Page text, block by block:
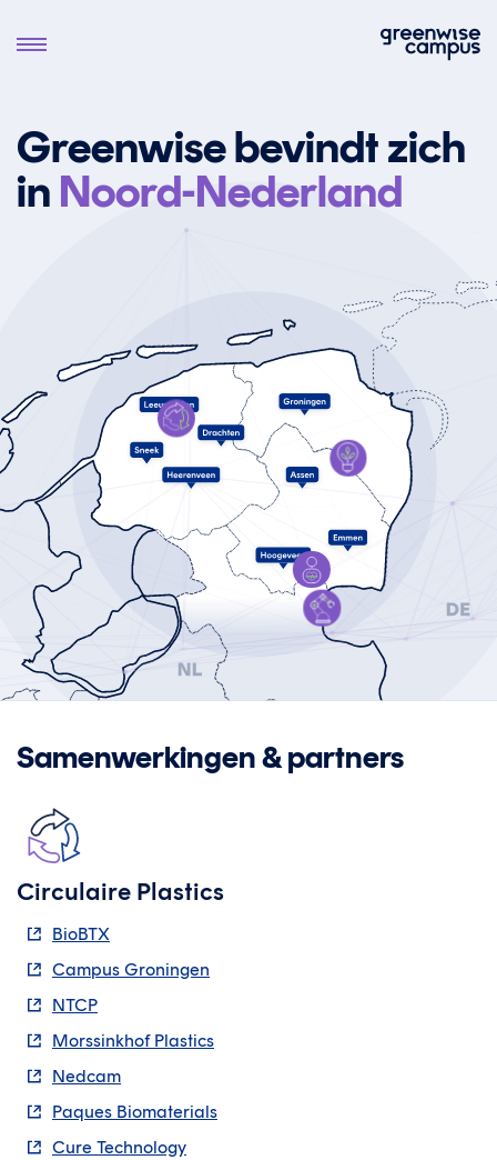
Greenwise bevindt zich
in Noord-Nederland
Circulaire
Plastics
Energie
Slimme
Welzijn,
Zorg &
Technologie
Samenwerkingen & partners
Circulaire Plastics
BioBTX
Campus Groningen
NTCP
Morssinkhof Plastics
Nedcam
Paques Biomaterials
Cure Technology